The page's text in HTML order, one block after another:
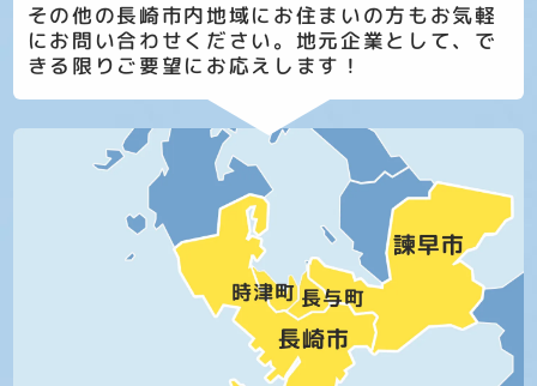
その他の長崎市内地域にお住まいの方もお気軽
にお問い合わせください。地元企業として、で
きる限りご要望にお応えします！